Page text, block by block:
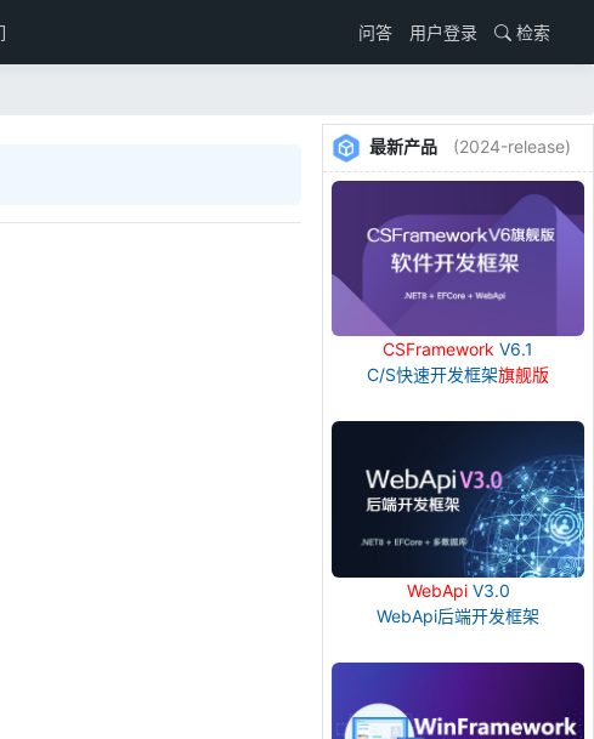
问答 用户登录 检索
最新产品 (2024-release)
CSFramework V6.1
C/S快速开发框架旗舰版
WebApiV3.0
WebApi后端开发框架